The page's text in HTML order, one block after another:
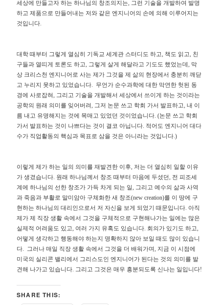
세상에 만들고자 하는 하나님의 창조의지는, 그런 기술을 개발하여 발명
하고 제품으로 만들어내는 저와 같은 엔지니어의 손에 의해 이루어지는
것입니다.
대학 때부터 그렇게 열심히 기독교 세계관 스터디도 하고, 책도 읽고, 친
구들과 열띠게 토론도 하고, 그렇게 살게 해달라고 기도도 했었는데, 막
상 크리스천 엔지니어로 사는 제가 그것을 제 삶의 현장에서 충분히 깨닫
고 누리지 못하고 있었습니다. 무언가 순수과학에 대한 막연한 헛된 동
경에 사로잡혀, 그리고 기술을 개발해서 세상에서 쓰이게 하는 것이라는
공학의 원래 의미를 잊어버려, 그저 논문 쓰고 학회 가서 발표하고,내 이
름 내고 유명해지는 것에 목매고 있었던 것이었습니다. (논문 쓰고 학회
가서 발표하는 것이 나쁘다는 것이 결코 아닙니다. 적어도 엔지니어 대다
수가 직업활동의 핵심과 목표로 삼을 것은 아니라는 것입니다.)
이렇게 제가 하는 일의 의미를 재발견한 이후, 저는 더 열심히 일할 이유
가 생겼습니다. 원래 하나님께서 창조 때부터 마음에 두셨던, 전 피조세
계에 하나님의 선한 창조가 가득 차게 되는 일, 그리고 예수의 삶과 사역
과 죽음과 부활로 말미암아 구체화한 새 창조(new creation)를 이 땅에 구
현하는 하나님의 대리인으로서 저 자신을 보게 되었기 때문입니다. 아직
제가 제 직장 생활 속에서 그것을 구체적으로 구현해나가는 일에는 많은
실제적 어려움도 있고, 여러 가지 유혹도 있습니다. 회의가 있기도 하고,
어떻게 생각하고 행동해야 하는지 명확하지 않아 보일 때도 많이
있습니
다. 그러나 매일 직장 생활 속에서 그것을 더 배워가며, 지금 이 시점에
미국의 실리콘 밸리에서 그리스도인 엔지니어가 된다는 것의 의미를 발
견해 나가고 있습니다. 그리고 그것은 매우 흥분되도록 신나는 일입니다!
SHARE THIS: